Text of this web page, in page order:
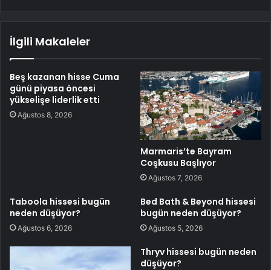
İlgili Makaleler
Beş kazanan hisse Cuma
günü piyasa öncesi
yükselişe liderlik etti
Ağustos 8, 2026
Marmaris’te Bayram
Coşkusu Başlıyor
Ağustos 7, 2026
Taboola hissesi bugün
neden düşüyor?
Ağustos 6, 2026
Bed Bath & Beyond hissesi
bugün neden düşüyor?
Ağustos 5, 2026
Thryv hissesi bugün neden
düşüyor?